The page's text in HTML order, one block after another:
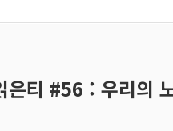
티 #56 : 우리의